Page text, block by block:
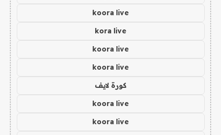
koora live
kora live
koora live
koora live
كورة لايف
koora live
koora live